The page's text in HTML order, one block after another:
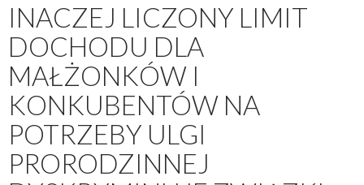
INACZEJ LICZONY LIMIT
DOCHODU DLA
MAŁŻONKÓW I
KONKUBENTÓW NA
POTRZEBY ULGI
PRORODZINNEJ